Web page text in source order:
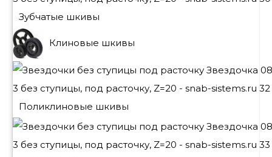
Зубчатые шкивы
Клиновые шкивы
Поликлиновые шкивы